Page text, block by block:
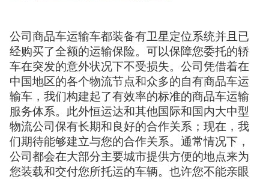
公司商品车运输车都装备有卫星定位系统并且已
经购买了全额的运输保险。可以保障您委托的轿
车在突发的意外状况下不受损失。公司凭借着在
中国地区的各个物流节点和众多的自有商品车运
输车，我们构建起了有效率的标准的商品车运输
服务体系。此外恒运达和其他国际和国内大中型
物流公司保有长期和良好的合作关系；现在，我
们期待能够建立与您的合作关系。通常情况下，
公司都会在大部分主要城市提供方便的地点来为
您装载和交付您所托运的车辆。也许您不能亲眼